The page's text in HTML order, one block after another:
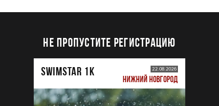
НЕ ПРОПУСТИТЕ РЕГИСТРАЦИЮ
SWIMSTAR 1K 22.08.2026
НИЖНИЙ НОВГОРОД